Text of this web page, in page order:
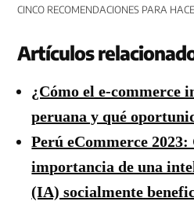
CINCO RECOMENDACIONES PARA
Artículos
¿Cómo el e-commerce
peruana y qué
Perú eCommerce 2023:
importancia de una
(IA) socialmente